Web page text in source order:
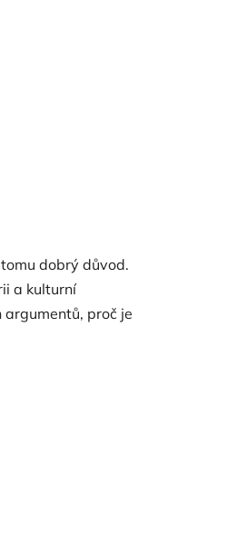
dobrý důvod.
a kulturní
proč je